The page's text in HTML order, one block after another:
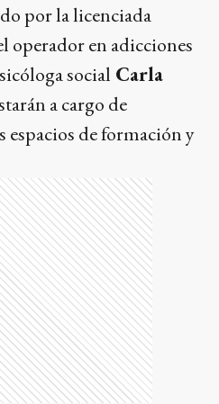
por la licenciada
operador en adicciones
social Carla
a cargo de
de formación y